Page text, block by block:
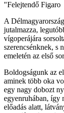
"Felejtendő Figaro
A
jutalmazza,
vígoperájára
szerencsénknek, s
emeletén az első
Boldogságunk az
aminek több oka
egy nagy dobozt
egyenruhában, így
előadás alatt,